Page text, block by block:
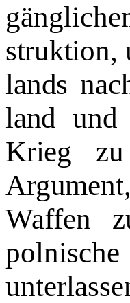
struktion,
lands
land und
Krieg
Waffen